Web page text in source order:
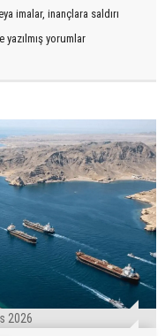
imalar, inançlara saldırı
yorumlar
2026